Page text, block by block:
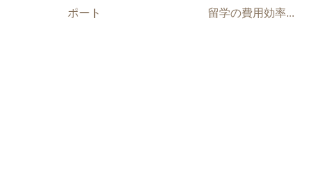
ポート
留学の費用効率...